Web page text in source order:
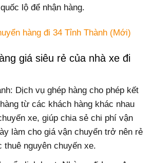
lộ để nhận hàng.
hàng đi 34 Tỉnh Thành (Mới)
giá siêu rẻ của nhà xe đi
Dịch vụ ghép hàng cho phép kết
từ các khách hàng khác nhau
xe, giúp chia sẻ chi phí vận
làm cho giá vận chuyển trở nên rẻ
nguyên chuyến xe.